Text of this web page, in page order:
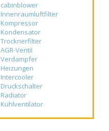
cabinblower
Innenraumluftfilter
Kompressor
Kondensator
Trocknerfilter
AGR-Ventil
Verdampfer
Heizungen
Intercooler
Druckschalter
Radiator
Kühlventilator